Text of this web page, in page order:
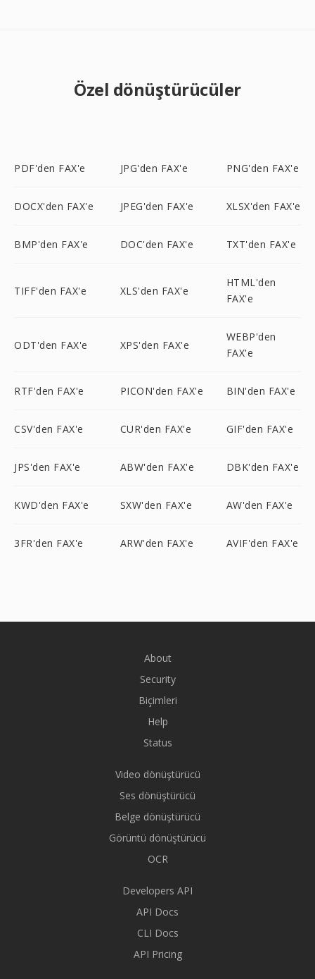
Özel dönüştürücüler
PDF'den FAX'e JPG'den FAX'e PNG'den FAX'e
DOCX'den FAX'e JPEG'den FAX'e XLSX'den FAX'e
BMP'den FAX'e DOC'den FAX'e TXT'den FAX'e
TIFF'den FAX'e XLS'den FAX'e
HTML'den
FAX'e
ODT'den FAX'e XPS'den FAX'e
WEBP'den
FAX'e
RTF'den FAX'e PICON'den FAX'e BIN'den FAX'e
CSV'den FAX'e CUR'den FAX'e GIF'den FAX'e
JPS'den FAX'e ABW'den FAX'e DBK'den FAX'e
KWD'den FAX'e SXW'den FAX'e AW'den FAX'e
3FR'den FAX'e ARW'den FAX'e AVIF'den FAX'e
About
Security
Biçimleri
Help
Status
Video dönüştürücü
Ses dönüştürücü
Belge dönüştürücü
Görüntü dönüştürücü
OCR
Developers API
API Docs
CLI Docs
API Pricing